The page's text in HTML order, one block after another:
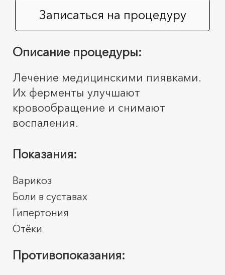
Записаться на процедуру
Описание процедуры:
Лечение медицинскими пиявками.
Их ферменты улучшают
кровообращение и снимают
воспаления.
Показания:
Варикоз
Боли в суставах
Гипертония
Отёки
Противопоказания: